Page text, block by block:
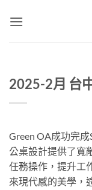
2025-2月 台
Green OA成功完
公桌設計提供了寬
任務操作，提升工
來現代感的美學，